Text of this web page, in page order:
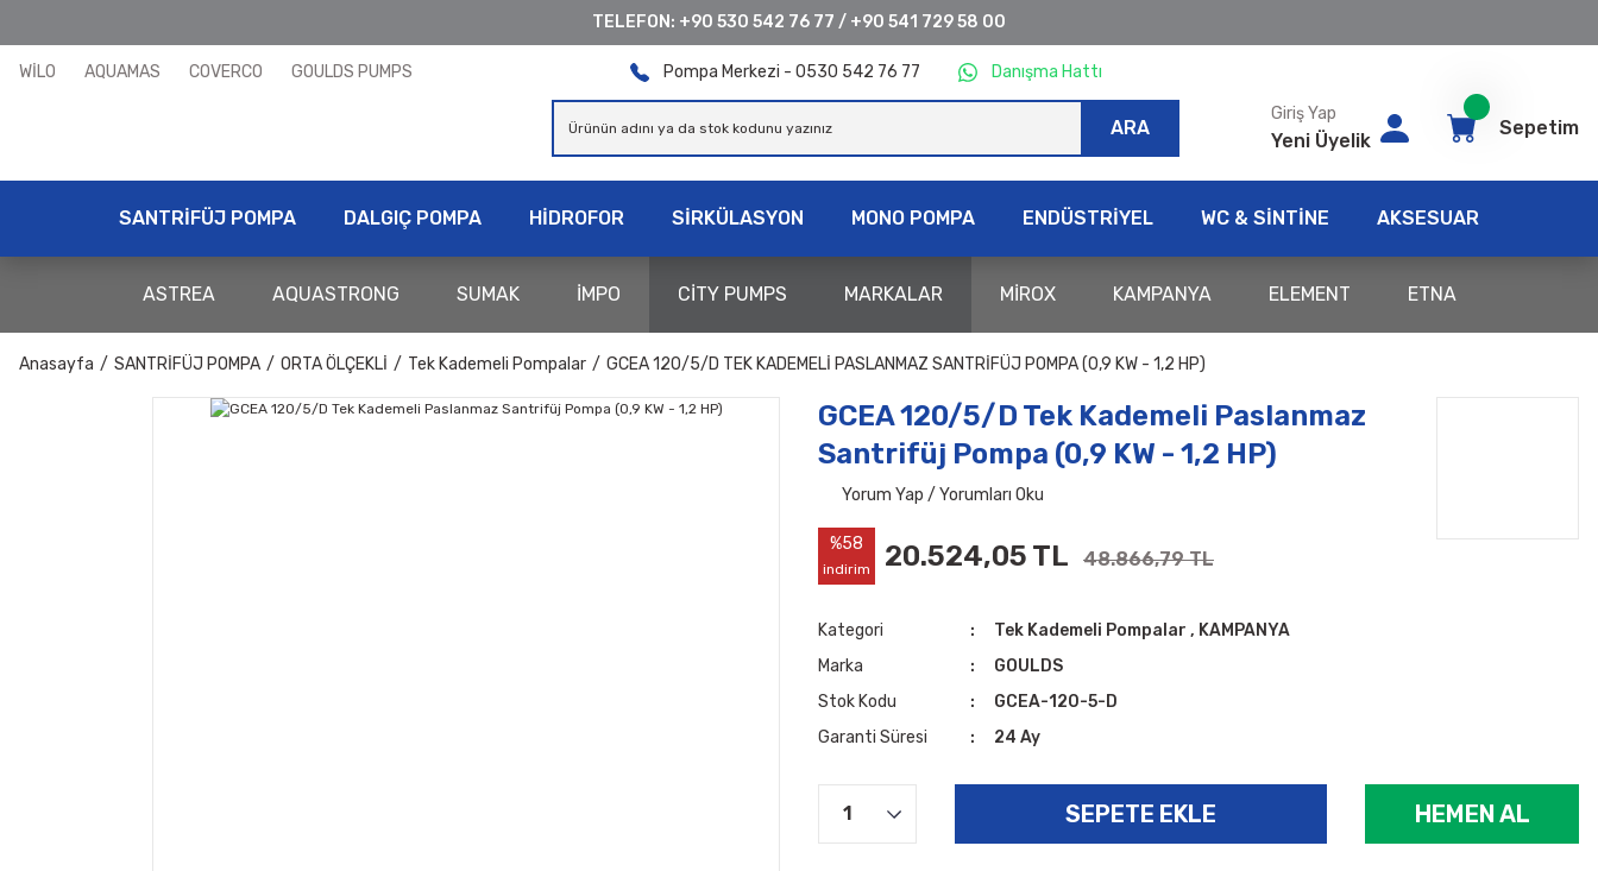
TELEFON: +90 530 542 76 77 / +90 541 729 58 00
WİLO AQUAMAS COVERCO GOULDS PUMPS Pompa Merkezi - 0530 542 76 77 Danışma Hattı
ARA
Giriş Yap
Yeni Üyelik
Sepetim
SANTRİFÜJ POMPA DALGIÇ POMPA HİDROFOR SİRKÜLASYON MONO POMPA ENDÜSTRİYEL WC & SİNTİNE AKSESUAR
ASTREA AQUASTRONG SUMAK İMPO CİTY PUMPS MARKALAR MİROX KAMPANYA ELEMENT ETNA
Anasayfa SANTRİFÜJ POMPA ORTA ÖLÇEKLİ Tek Kademeli Pompalar GCEA 120/5/D TEK KADEMELI PASLANMAZ SANTRIFÜJ POMPA (0,9 KW - 1,2 HP)
GCEA 120/5/D Tek Kademeli Paslanmaz
Santrifüj Pompa (0,9 KW - 1,2 HP)
Yorum Yap / Yorumları Oku
%58
indirim 20.524,05 TL 48.866,79 TL
Kategori Tek Kademeli Pompalar , KAMPANYA
Marka
GOULDS
Stok Kodu
GCEA-120-5-D
Garanti Süresi
24 Ay
SEPETE EKLE HEMEN AL